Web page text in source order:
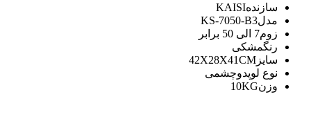
سازندهKAISI
مدلKS-7050-B3
زوم7 الی 50 برابر
رنگمشکی
سایز 42X28X41CM
نوع لوپدوچشمی
وزن10KG